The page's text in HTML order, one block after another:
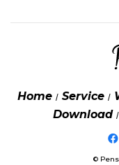
Home Service
Download
©